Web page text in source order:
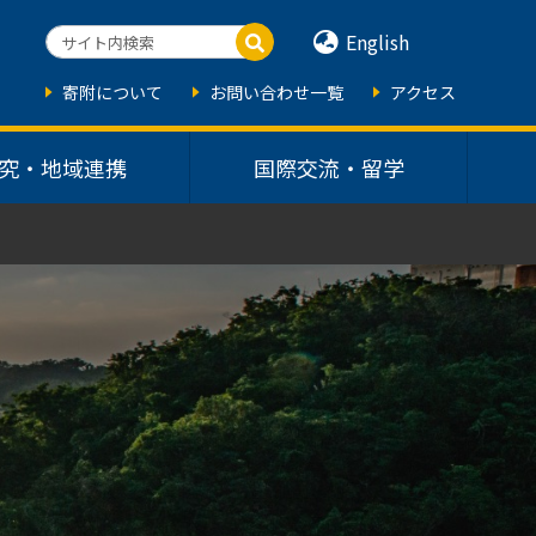
・地域連携 国際交流・留学
English
寄附について お問い合わせ一覧 アクセス